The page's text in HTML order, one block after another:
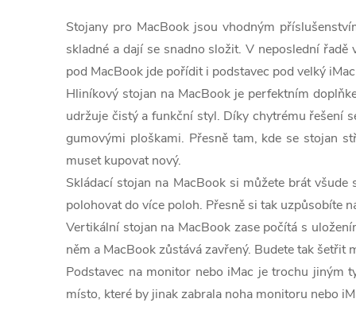
v
l
á
d
a
c
í
p
r
v
Stojany pro MacBook jsou vhodným
skladné a dají se snadno složit. V neposlední
pod MacBook jde pořídit i podstavec pod velký
Hliníkový stojan na MacBook je perfektním
udržuje čistý a funkční styl. Díky chytrému řešení
gumovými ploškami. Přesně tam, kde se stojan
muset kupovat nový.
Skládací stojan na MacBook si můžete brát
polohovat do více poloh. Přesně si tak uzpůsobíte
Vertikální stojan na MacBook zase počítá s
něm a MacBook zůstává zavřený. Budete tak
Podstavec na monitor nebo iMac je trochu jiným
místo, které by jinak zabrala noha monitoru nebo